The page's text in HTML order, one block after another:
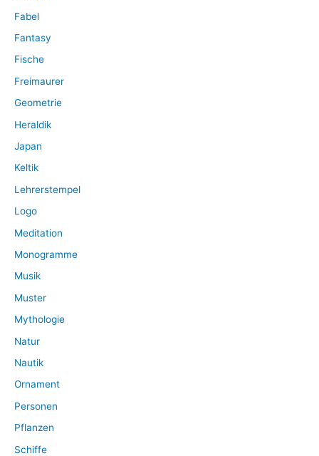
Fabel
Fantasy
Fische
Freimaurer
Geometrie
Heraldik
Japan
Keltik
Lehrerstempel
Logo
Meditation
Monogramme
Musik
Muster
Mythologie
Natur
Nautik
Ornament
Personen
Pflanzen
Schiffe